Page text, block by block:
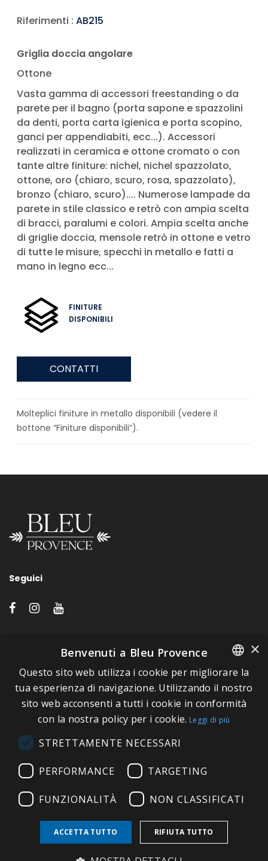
Riferimenti : AB215
Griglia doccia angolare
Ottone
Vasta gamma di accessori freestanding o da
parete per il bagno (porta sapone e spazzolini
da denti, porta carta igienica e porta scopino,
ganci per appendiabiti, ecc...). Accessori
realizzati in ceramica e ottone cromato o con
tante altre finiture: nichel, nichel spazzolato,
ottone, oro (chiaro, scuro, rosa, spazzolato),
bronzo (chiaro, scuro).... Numerose lampade da
parete in stile classico e retrò con ampia scelta
di bracci, paralumi e colori. Ampia scelta anche
di griglie doccia, mensole retrò in ottone e vetro
di tutte le misure, specchi in metallo e fatti a
mano in legno ecc...
FINITURE
DISPONIBILI
CONTATTI
Molteplici finiture in metallo disponibili (vedere il
bottone “Finiture disponibili”).
Seguici
A proposito di Bleu Provence
Informazioni legali
Condizioni di vendita
Contatti
FRENCH
ITALIAN
GERMAN
×
Benvenuti a Bleu Provence
Questo sito web utilizza i cookie per migliorare la
tua esperienza di navigazione. Utilizzando il nostro
sito web acconsenti a tutti i cookie in conformità
con la nostra policy per i cookie. Leggi di più
STRETTAMENTE NECESSARI
PERFORMANCE TARGETING
FUNZIONALITÀ NON CLASSIFICATI
ACCETTA TUTTO RIFIUTA TUTTO